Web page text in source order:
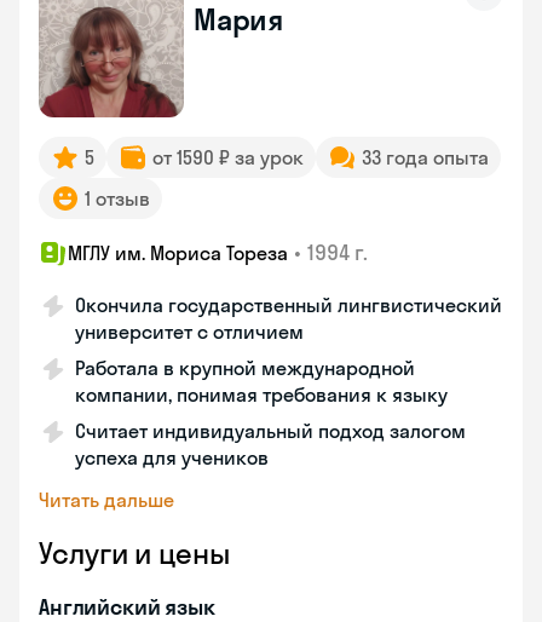
Мария
5 от 1590 ₽ за урок
33 года опыта
1 отзыв
МГЛУ им. Мориса Тореза • 1994 г.
Окончила государственный лингвистический
университет с отличием
Работала в крупной международной
компании, понимая требования к языку
Считает индивидуальный подход залогом
успеха для учеников
Читать дальше
Услуги и цены
Английский язык